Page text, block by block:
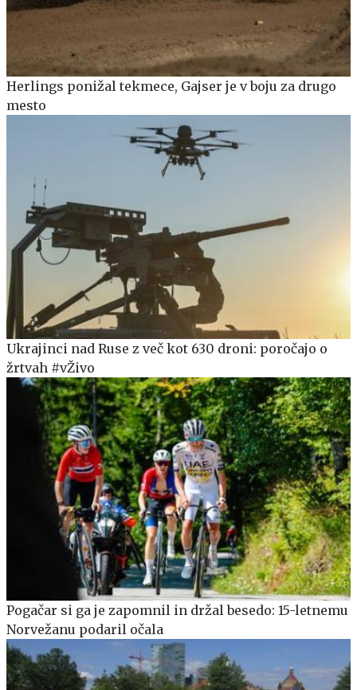
Herlings ponižal tekmece, Gajser je v boju za drugo
mesto
Ukrajinci nad Ruse z več kot 630 droni: poročajo o
žrtvah #vŽivo
Pogačar si ga je zapomnil in držal besedo: 15-letnemu
Norvežanu podaril očala